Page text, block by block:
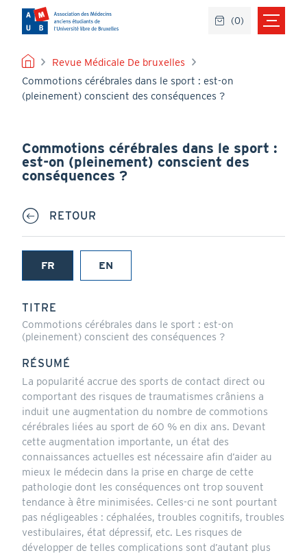
contenu
principal
FIL
D'ARIANE
Revue Médicale De bruxelles
Commotions cérébrales dans le sport : est-on
(pleinement) conscient des conséquences ?
Commotions cérébrales dans le sport :
est-on (pleinement) conscient des
conséquences ?
RETOUR
FR
(onglet
EN
TITRE
Commotions cérébrales dans le sport : est-on
(pleinement) conscient des conséquences ?
RÉSUMÉ
La popularité accrue des sports de contact direct ou
comportant des risques de traumatismes crâniens a
induit une augmentation du nombre de commotions
cérébrales liées au sport de 60 % en dix ans. Devant
cette augmentation importante, un état des
connaissances actuelles est nécessaire afin d’aider au
mieux le médecin dans la prise en charge de cette
pathologie dont les conséquences ont trop souvent
tendance à être minimisées. Celles-ci ne sont pourtant
pas négligeables : céphalées, troubles cognitifs, troubles
vestibulaires, état dépressif, etc. Les risques de
développer de telles complications sont d’autant plus
(0)